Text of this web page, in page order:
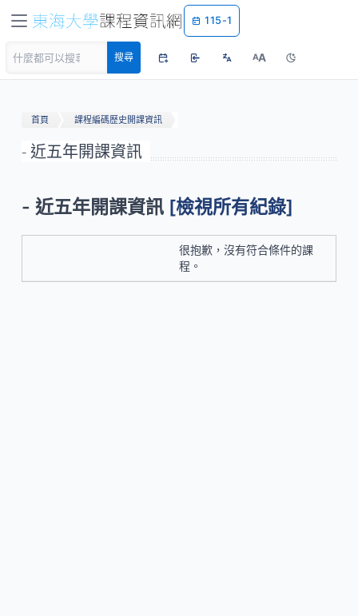
115-1
搜尋 AA
首頁 課程編碼歷史開課資訊
- 近五年開課資訊
- 近五年開課資訊 [檢視所有紀錄]
很抱歉，沒有符合條件的課
程。